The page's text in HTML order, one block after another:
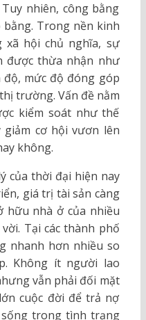
nhiên, công bằng
Trong nền kinh
hội chủ nghĩa, sự
được thừa nhận như
độ, mức độ đóng góp
trường. Vấn đề nằm
kiểm soát như thế
giảm cơ hội vươn lên
không.
của thời đại hiện nay
giá trị tài sản càng
hữu nhà ở của nhiều
Tại các thành phố
nhanh hơn nhiều so
Không ít người lao
vẫn phải đối mặt
cuộc đời để trả nợ
sống trong tình trạng